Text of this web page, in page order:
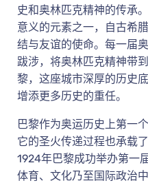
史和奥林匹克精神的传承
意义的元素之一，自古希
结与友谊的使命。每一届
跋涉，将奥林匹克精神带
黎，这座城市深厚的历史
增添更多历史的重任。
巴黎作为奥运历史上第一
它的圣火传递过程也承载
1924年巴黎成功举办第一
体育、文化乃至国际政治